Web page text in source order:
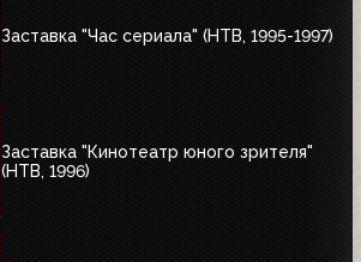
Заставка "Час сериала" (НТВ, 1995-1997)
Заставка "Кинотеатр юного зрителя"
(НТВ, 1996)